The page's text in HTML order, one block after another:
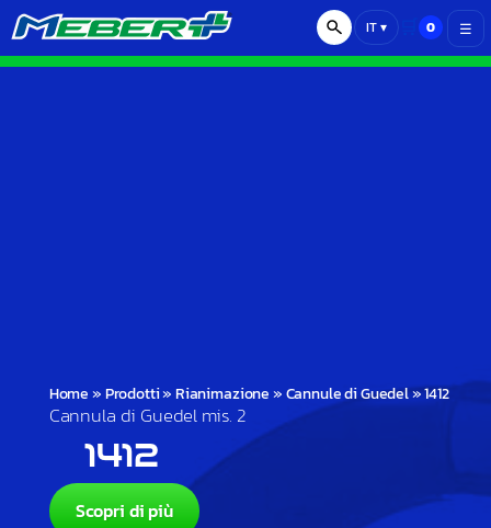
IT▾ 0 ☰
Home»Prodotti»Rianimazione»Cannule di Guedel»1412
Cannula di Guedel mis. 2
1412
Scopri di più